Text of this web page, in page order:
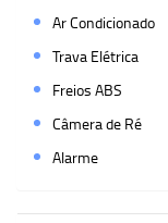
Ar Condicionado
Trava Elétrica
Freios ABS
Câmera de Ré
Alarme